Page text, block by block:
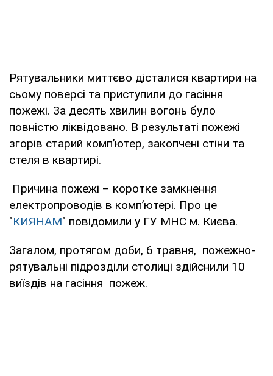
Рятувальники миттєво дісталися квартири на
сьому поверсі та приступили до гасіння
пожежі. За десять хвилин вогонь було
повністю ліквідовано. В результаті пожежі
згорів старий комп’ютер, закопчені стіни та
стеля в квартирі.
Причина пожежі – коротке замкнення
електропроводів в комп’ютері. Про це
"КИЯНАМ" повідомили у ГУ МНС м. Києва.
Загалом, протягом доби, 6 травня, пожежно-
рятувальні підрозділи столиці здійснили 10
виїздів на гасіння пожеж.